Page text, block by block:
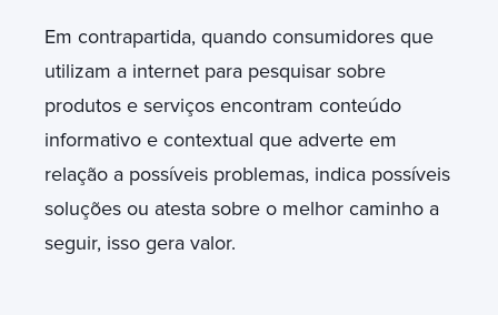
Em contrapartida, quando consumidores que
utilizam a internet para pesquisar sobre
produtos e serviços encontram conteúdo
informativo e contextual que adverte em
relação a possíveis problemas, indica possíveis
soluções ou atesta sobre o melhor caminho a
seguir, isso gera valor.